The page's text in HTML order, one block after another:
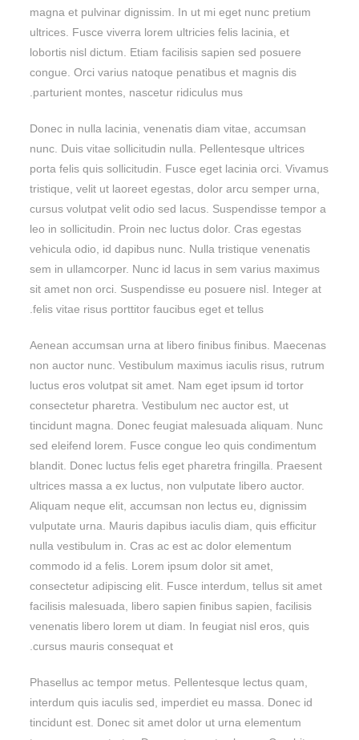
magna et pulvinar dignissim. In ut mi eget nunc pretium
ultrices. Fusce viverra lorem ultricies felis lacinia, et
lobortis nisl dictum. Etiam facilisis sapien sed posuere
congue. Orci varius natoque penatibus et magnis dis
parturient montes, nascetur ridiculus mus.
Donec in nulla lacinia, venenatis diam vitae, accumsan
nunc. Duis vitae sollicitudin nulla. Pellentesque ultrices
porta felis quis sollicitudin. Fusce eget lacinia orci. Vivamus
tristique, velit ut laoreet egestas, dolor arcu semper urna,
cursus volutpat velit odio sed lacus. Suspendisse tempor a
leo in sollicitudin. Proin nec luctus dolor. Cras egestas
vehicula odio, id dapibus nunc. Nulla tristique venenatis
sem in ullamcorper. Nunc id lacus in sem varius maximus
sit amet non orci. Suspendisse eu posuere nisl. Integer at
felis vitae risus porttitor faucibus eget et tellus.
Aenean accumsan urna at libero finibus finibus. Maecenas
non auctor nunc. Vestibulum maximus iaculis risus, rutrum
luctus eros volutpat sit amet. Nam eget ipsum id tortor
consectetur pharetra. Vestibulum nec auctor est, ut
tincidunt magna. Donec feugiat malesuada aliquam. Nunc
sed eleifend lorem. Fusce congue leo quis condimentum
blandit. Donec luctus felis eget pharetra fringilla. Praesent
ultrices massa a ex luctus, non vulputate libero auctor.
Aliquam neque elit, accumsan non lectus eu, dignissim
vulputate urna. Mauris dapibus iaculis diam, quis efficitur
nulla vestibulum in. Cras ac est ac dolor elementum
commodo id a felis. Lorem ipsum dolor sit amet,
consectetur adipiscing elit. Fusce interdum, tellus sit amet
facilisis malesuada, libero sapien finibus sapien, facilisis
venenatis libero lorem ut diam. In feugiat nisl eros, quis
cursus mauris consequat et.
Phasellus ac tempor metus. Pellentesque lectus quam,
interdum quis iaculis sed, imperdiet eu massa. Donec id
tincidunt est. Donec sit amet dolor ut urna elementum